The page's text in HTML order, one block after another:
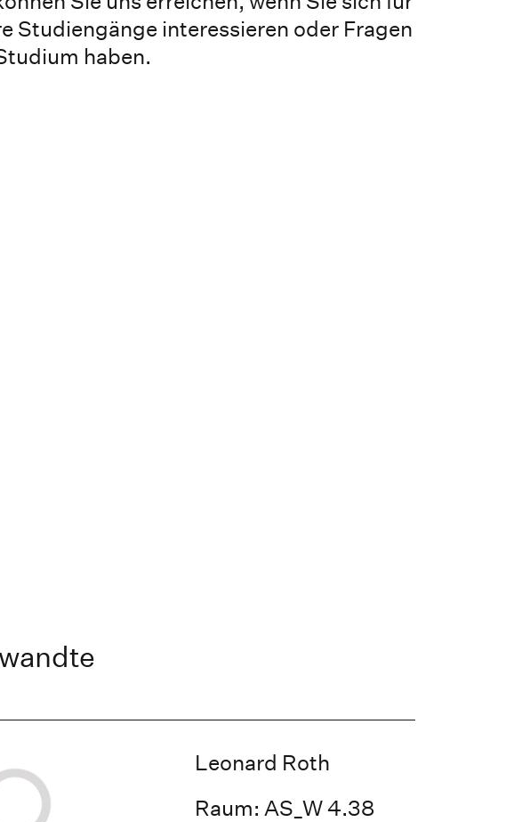
Studiengänge interessieren oder Fragen
haben.
Leonard Roth
Raum: AS_W 4.38